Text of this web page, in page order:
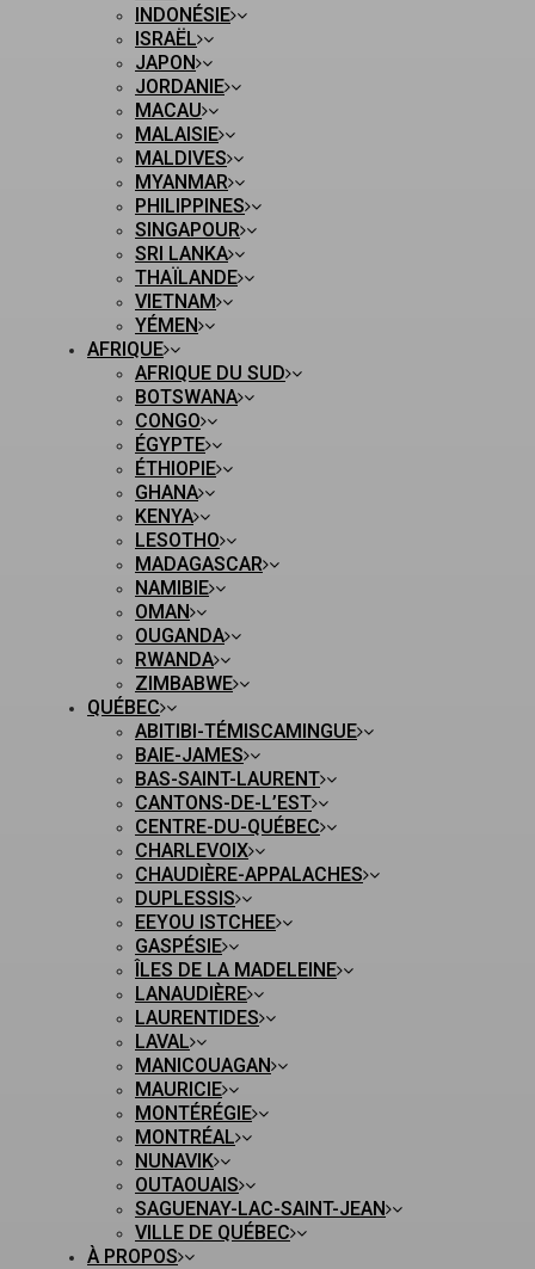
INDONÉSIE
ISRAËL
JAPON
JORDANIE
MACAU
MALAISIE
MALDIVES
MYANMAR
PHILIPPINES
SINGAPOUR
SRI LANKA
THAÏLANDE
VIETNAM
YÉMEN
AFRIQUE
AFRIQUE DU SUD
BOTSWANA
CONGO
ÉGYPTE
ÉTHIOPIE
GHANA
KENYA
LESOTHO
MADAGASCAR
NAMIBIE
OMAN
OUGANDA
RWANDA
ZIMBABWE
QUÉBEC
ABITIBI-TÉMISCAMINGUE
BAIE-JAMES
BAS-SAINT-LAURENT
CANTONS-DE-L’EST
CENTRE-DU-QUÉBEC
CHARLEVOIX
CHAUDIÈRE-APPALACHES
DUPLESSIS
EEYOU ISTCHEE
GASPÉSIE
ÎLES DE LA MADELEINE
LANAUDIÈRE
LAURENTIDES
LAVAL
MANICOUAGAN
MAURICIE
MONTÉRÉGIE
MONTRÉAL
NUNAVIK
OUTAOUAIS
SAGUENAY-LAC-SAINT-JEAN
VILLE DE QUÉBEC
À PROPOS